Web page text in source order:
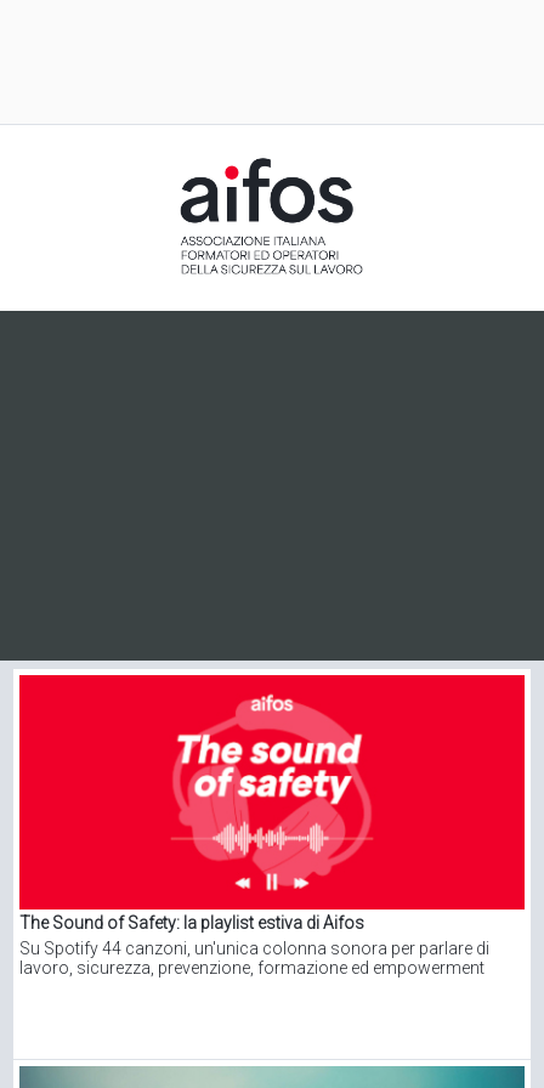
The Sound of Safety: la playlist estiva di Aifos
Su Spotify 44 canzoni, un'unica colonna sonora per parlare di
lavoro, sicurezza, prevenzione, formazione ed empowerment
Il sito utilizza cookie tecnici, ci preme tuttavia informarti
che, dietro tuo esplicito consenso espresso attraverso
cliccando sul pulsante "Accetto", potranno essere
installati cookie analitici o cookie collegati a plugin di
terze parti che potrebbero essere attivi sul sito.
Accetto